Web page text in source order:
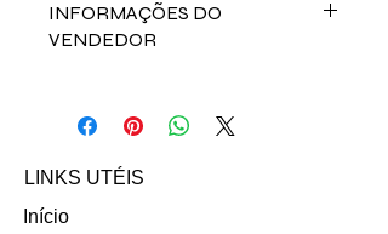
INFORMAÇÕES DO
VENDEDOR
fale direto com a vendedora
Fabiana nos contatos abaixos:
Email: fabianafrcunha@gmail.com
INSTAGRAM
LINKS UTÉIS
Início